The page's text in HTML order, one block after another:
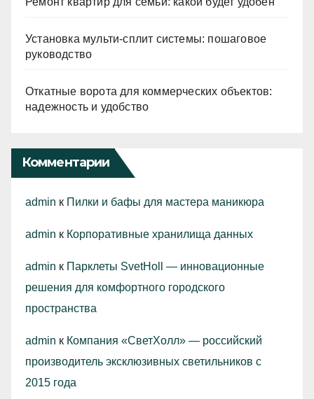
Установка мульти-сплит системы: пошаговое
руководство
Откатные ворота для коммерческих объектов:
надежность и удобство
Комментарии
admin к Пилки и бафы для мастера маникюра
admin к Корпоративные хранилища данных
admin к Парклеты SvetHoll — инновационные
решения для комфортного городского
пространства
admin к Компания «СветХолл» — российский
производитель эксклюзивных светильников с
2015 года